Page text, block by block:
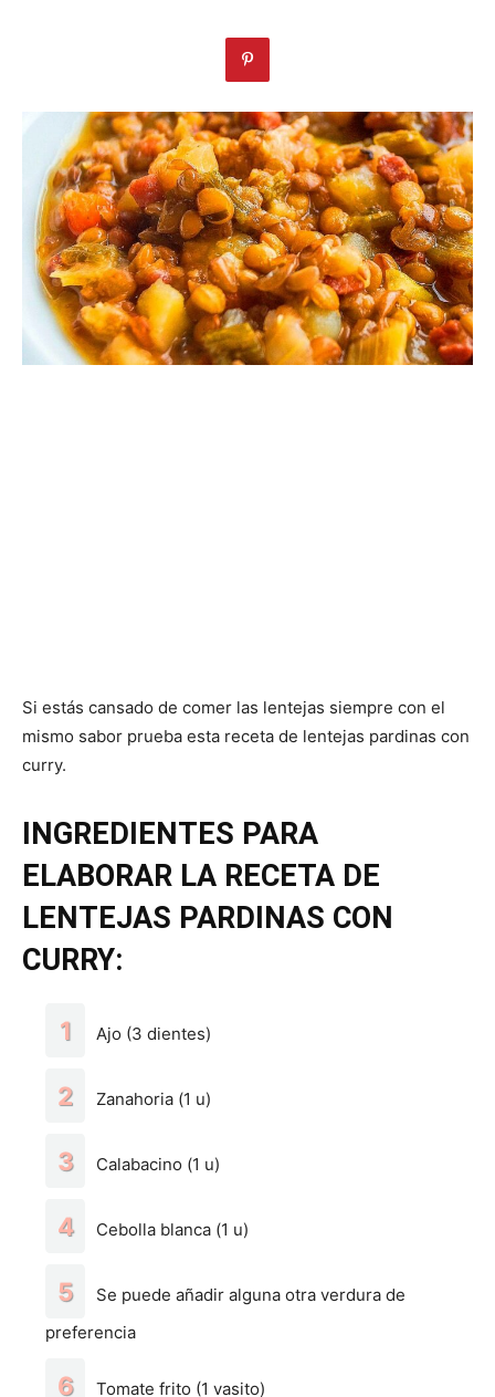
Si estás cansado de comer las lentejas siempre con el
mismo sabor prueba esta receta de lentejas pardinas con
curry.
INGREDIENTES PARA
ELABORAR LA RECETA DE
LENTEJAS PARDINAS CON
CURRY:
Ajo (3 dientes)
Zanahoria (1 u)
Calabacino (1 u)
Cebolla blanca (1 u)
Se puede añadir alguna otra verdura de
preferencia
Tomate frito (1 vasito)